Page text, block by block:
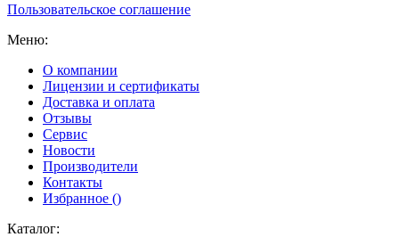
Пользовательское соглашение
Меню:
О компании
Лицензии и сертификаты
Доставка и оплата
Отзывы
Сервис
Новости
Производители
Контакты
Избранное ()
Каталог: